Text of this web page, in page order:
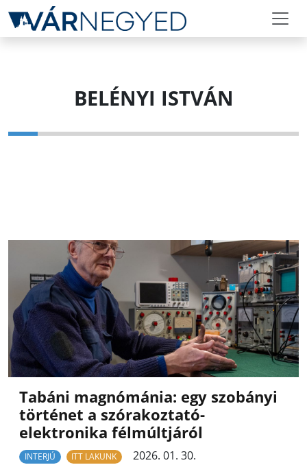
BELÉNYI ISTVÁN
Tabáni magnómánia: egy szobányi
történet a szórakoztató-
elektronika félmúltjáról
INTERJÚ ITT LAKUNK
2026. 01. 30.